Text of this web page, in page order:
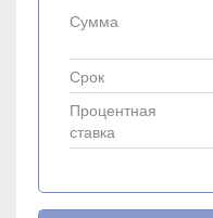
Сумма
Срок
Процентная
ставка